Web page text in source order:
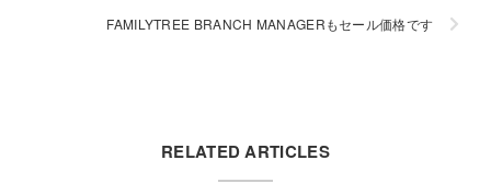
FAMILYTREE BRANCH MANAGERもセール価格です
RELATED ARTICLES